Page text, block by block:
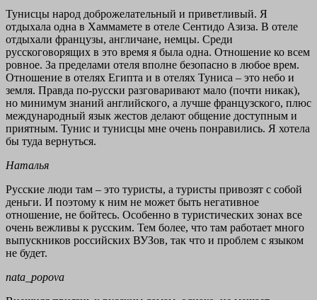
Тунисцы народ доброжелательный и приветливый. Я
отдыхала одна в Хаммамете в отеле Сентидо Азиза. В отеле
отдыхали французы, англичане, немцы. Среди
русскоговорящих в это время я была одна. Отношение ко всем
ровное. За пределами отеля вполне безопасно в любое врем.
Отношение в отелях Египта и в отелях Туниса – это небо и
земля. Правда по-русски разговаривают мало (почти никак),
но минимум знаний английского, а лучше французского, плюс
международный язык жестов делают общение доступным и
приятным. Тунис и тунисцы мне очень понравились. Я хотела
бы туда вернуться.
Наталья
Русские люди там – это туристы, а туристы привозят с собой
деньги. И поэтому к ним не может быть негативное
отношение, не бойтесь. Особенно в туристических зонах все
очень вежливы к русским. Тем более, что там работает много
выпускников российских ВУЗов, так что и проблем с языком
не будет.
nata_popova